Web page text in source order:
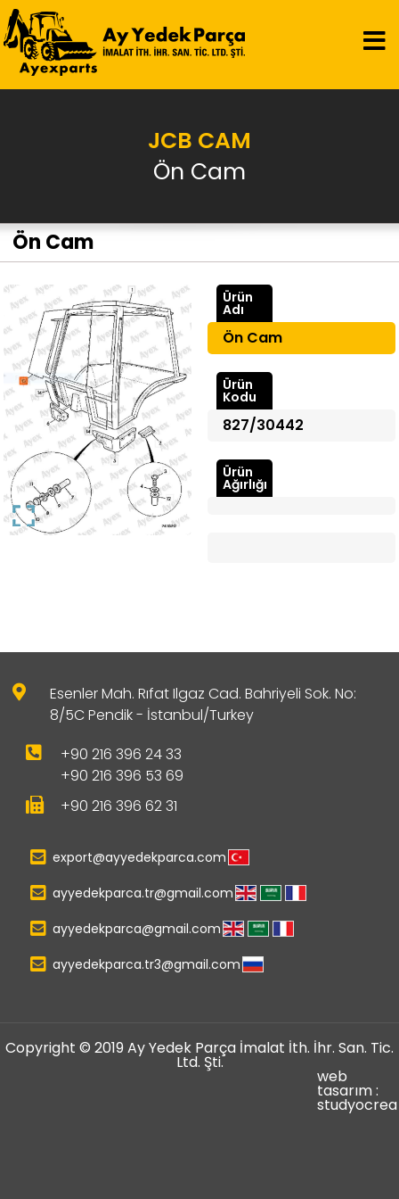
JCB CAM
Ön Cam
Ön Cam
Ürün
Adı
Ön Cam
Ürün
Kodu
827/30442
Ürün
Ağırlığı
Esenler Mah. Rıfat Ilgaz Cad. Bahriyeli Sok. No:
8/5C Pendik - İstanbul/Turkey
+90 216 396 24 33
+90 216 396 53 69
+90 216 396 62 31
export@ayyedekparca.com
ayyedekparca.tr@gmail.com
ayyedekparca@gmail.com
ayyedekparca.tr3@gmail.com
Copyright © 2019 Ay Yedek Parça İmalat İth. İhr. San. Tic.
Ltd. Şti.
web
tasarım :
studyocrea